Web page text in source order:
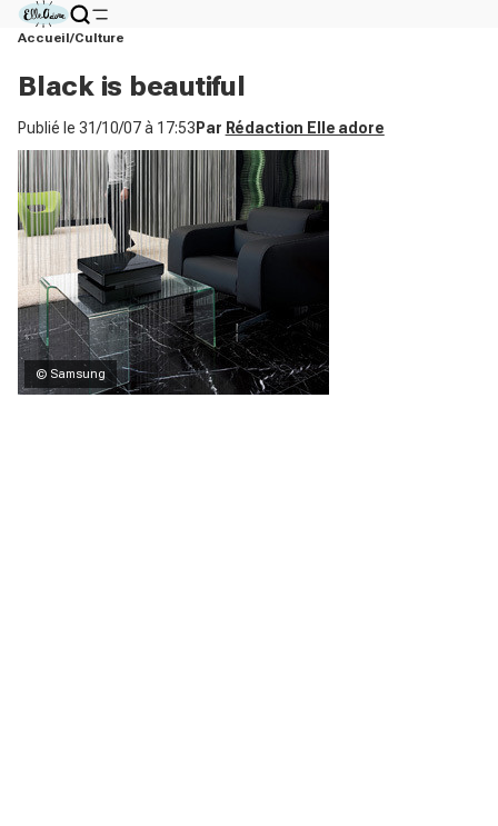
Accueil Culture
Black is beautiful
Publié le 31/10/07 à 17:53 Par Rédaction Elle adore
© Samsung